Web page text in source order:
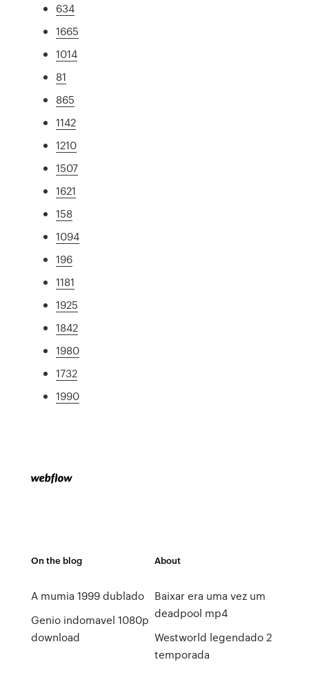
634
1665
1014
81
865
1142
1210
1507
1621
158
1094
196
1181
1925
1842
1980
1732
1990
On the blog
A mumia 1999 dublado
Genio indomavel 1080p
download
About
Baixar era uma vez um
deadpool mp4
Westworld legendado 2
temporada